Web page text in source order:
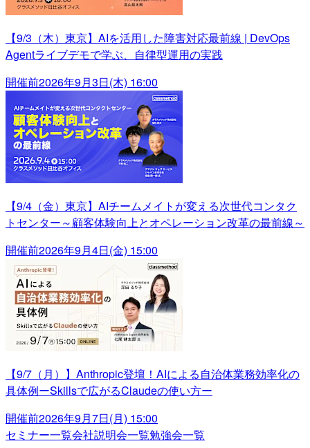
【9/3（木）東京】AIを活用した障害対応最前線 | DevOps
Agentライブデモで学ぶ、自律型運用の実践
開催前2026年9月3日(木) 16:00
【9/4（金）東京】AIチームメイトが変える次世代コンタク
トセンター～顧客体験向上とオペレーション改革の最前線～
開催前2026年9月4日(金) 15:00
【9/7（月）】Anthropic登壇！AIによる自治体業務効率化の
具体例ーSkillsで広がるClaudeの使い方ー
開催前2026年9月7日(月) 15:00
セミナー一覧会社説明会一覧勉強会一覧